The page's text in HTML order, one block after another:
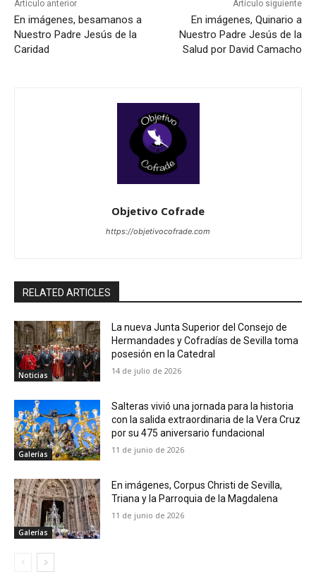
Artículo anterior
En imágenes, besamanos a
Nuestro Padre Jesús de la
Caridad
Artículo siguiente
En imágenes, Quinario a
Nuestro Padre Jesús de la
Salud por David Camacho
Objetivo Cofrade
https://objetivocofrade.com
RELATED ARTICLES
Noticias
La nueva Junta Superior del Consejo de
Hermandades y Cofradías de Sevilla toma
posesión en la Catedral
14 de julio de 2026
Galerías
Salteras vivió una jornada para la historia
con la salida extraordinaria de la Vera Cruz
por su 475 aniversario fundacional
11 de junio de 2026
Galerías
En imágenes, Corpus Christi de Sevilla,
Triana y la Parroquia de la Magdalena
11 de junio de 2026